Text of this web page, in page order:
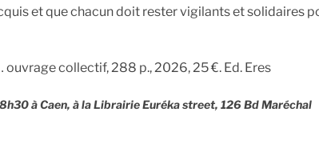
et que chacun doit rester vigilants et solidaires
ouvrage collectif, 288 p., 2026, 25 €. Ed. Eres
à Caen, à la Librairie Euréka street, 126 Bd Maréchal